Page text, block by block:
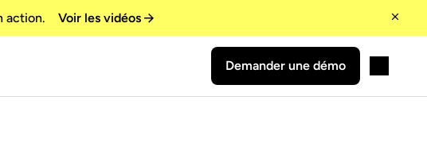
action. Voir les vidéos
Demander une démo